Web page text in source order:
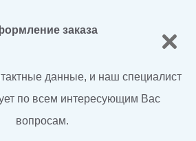
заказа
данные, и наш специалист
по всем интересующим Вас
вопросам.